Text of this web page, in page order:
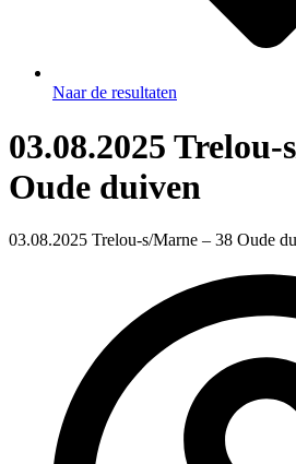
Naar de resultaten
03.08.2025
Oude duiven
03.08.2025 Trelou-s/Marne – 38 Oude